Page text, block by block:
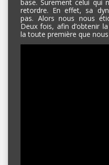
base. Surement celui qui
retordre. En effet, sa
pas. Alors nous nous
Deux fois, afin d’obtenir
la toute première que